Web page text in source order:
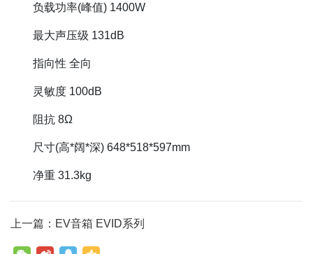
负载功率(峰值) 1400W
最大声压级 131dB
指向性 全向
灵敏度 100dB
阻抗 8Ω
尺寸(高*阔*深) 648*518*597mm
净重 31.3kg
上一篇：EV音箱 EVID系列